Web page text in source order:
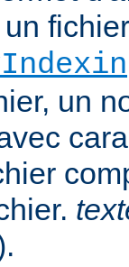
un